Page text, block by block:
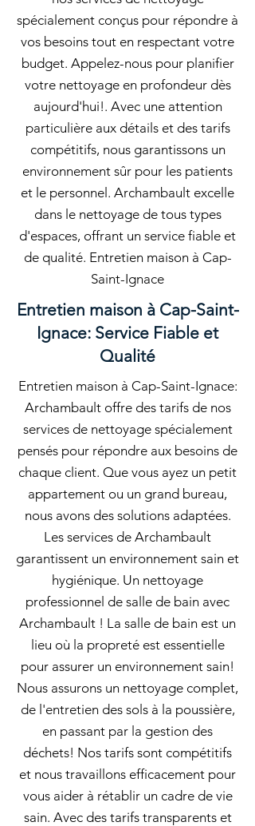
spécialement conçus pour répondre à
vos besoins tout en respectant votre
budget. Appelez-nous pour planifier
votre nettoyage en profondeur dès
aujourd'hui!. Avec une attention
particulière aux détails et des tarifs
compétitifs, nous garantissons un
environnement sûr pour les patients
et le personnel. Archambault excelle
dans le nettoyage de tous types
d'espaces, offrant un service fiable et
de qualité. Entretien maison à Cap-
Saint-Ignace
Entretien maison à Cap-Saint-
Ignace: Service Fiable et
Qualité
Entretien maison à Cap-Saint-Ignace:
Archambault offre des tarifs de nos
services de nettoyage spécialement
pensés pour répondre aux besoins de
chaque client. Que vous ayez un petit
appartement ou un grand bureau,
nous avons des solutions adaptées.
Les services de Archambault
garantissent un environnement sain et
hygiénique. Un nettoyage
professionnel de salle de bain avec
Archambault ! La salle de bain est un
lieu où la propreté est essentielle
pour assurer un environnement sain!
Nous assurons un nettoyage complet,
de l'entretien des sols à la poussière,
en passant par la gestion des
déchets! Nos tarifs sont compétitifs
et nous travaillons efficacement pour
vous aider à rétablir un cadre de vie
sain. Avec des tarifs transparents et